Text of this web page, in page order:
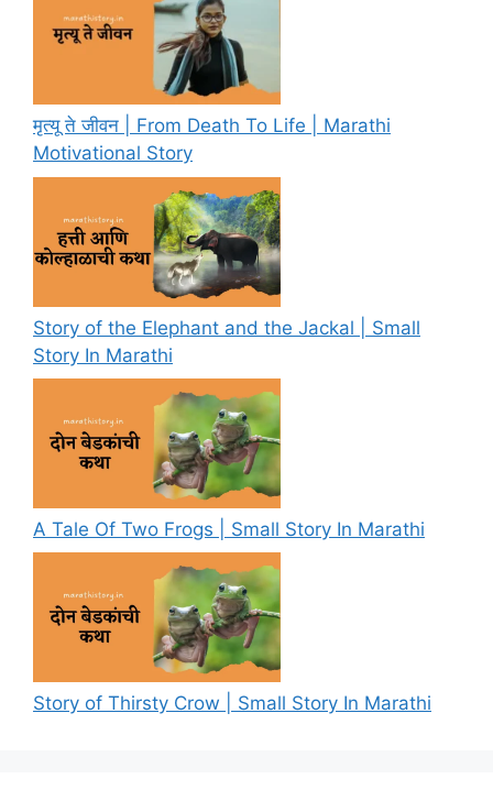
मृत्यू ते जीवन | From Death To Life | Marathi
Motivational Story
Story of the Elephant and the Jackal | Small
Story In Marathi
A Tale Of Two Frogs | Small Story In Marathi
Story of Thirsty Crow | Small Story In Marathi